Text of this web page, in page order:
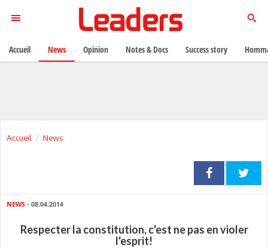
Accueil News
NEWS - 08.04.2014
Respecter la constitution, c'est ne pas en violer
l'esprit!
Accueil News Opinion Notes & Docs Success story